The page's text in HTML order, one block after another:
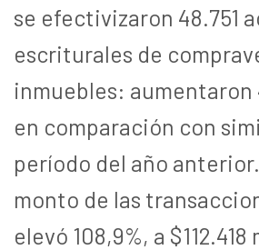
se efectivizaron 48.751
escriturales de
inmuebles: aumentaron
en comparación con
período del año
monto de las
elevó 108,9%, a